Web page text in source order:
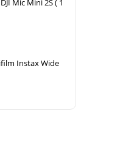
Mic Mini 2S ( 1
Instax Wide